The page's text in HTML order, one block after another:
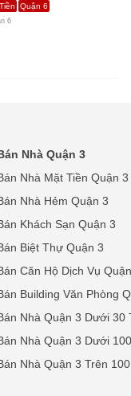
Quận 6
6
Nhà Quận 3
Nhà Mặt Tiền Quận 3
Nhà Hẻm Quận 3
Khách Sạn Quận 3
Biệt Thự Quận 3
Căn Hộ Dịch Vụ
Building Văn Phòng
Nhà Quận 3 Dưới 30
Nhà Quận 3 Dưới
Nhà Quận 3 Trên